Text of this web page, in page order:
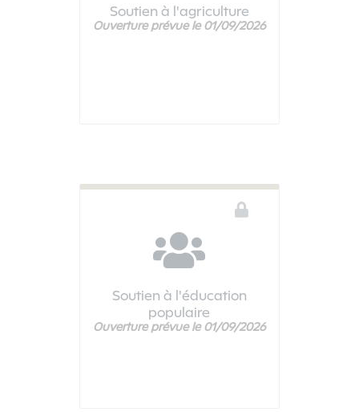
Soutien à l'agriculture
Ce téléservice n'est pas disponible
Ouverture prévue le 01/09/2026
Soutien à l'éducation
populaire
Ce téléservice n'est pas disponible
Ouverture prévue le 01/09/2026